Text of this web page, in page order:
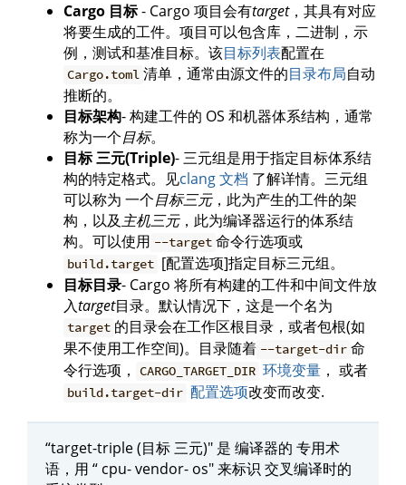
Cargo 目标- Cargo 项目会有target，其具有对应
将要生成的工件。项目可以包含库，二进制，示
例，测试和基准目标。该目标列表配置在
Cargo.toml 清单，通常由源文件的目录布局自动
推断的。
目标架构- 构建工件的 OS 和机器体系结构，通常
称为一个目标。
目标 三元(Triple)- 三元组是用于指定目标体系结
构的特定格式。见clang 文档 了解详情。三元组
可以称为 一个目标三元，此为产生的工件的架
构，以及主机三元，此为编译器运行的体系结
构。可以使用 --target 命令行选项或
build.target [配置选项]指定目标三元组。
目标目录- Cargo 将所有构建的工件和中间文件放
入target目录。默认情况下，这是一个名为
target 的目录会在工作区根目录，或者包根(如
果不使用工作空间)。目录随着 --target-dir 命
令行选项，
CARGO_TARGET_DIR 环境变量 ， 或者
build.target-dir 配置选项改变而改变.
“target-triple (目标 三元)" 是 编译器的 专用术
语，用 “ cpu- vendor- os" 来标识 交叉编译时的